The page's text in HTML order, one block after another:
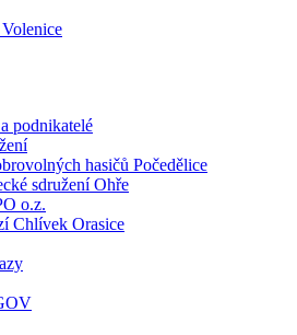
podnikatelé
hasičů Počedělice
sdružení Ohře
o.z.
Chlívek Orasice